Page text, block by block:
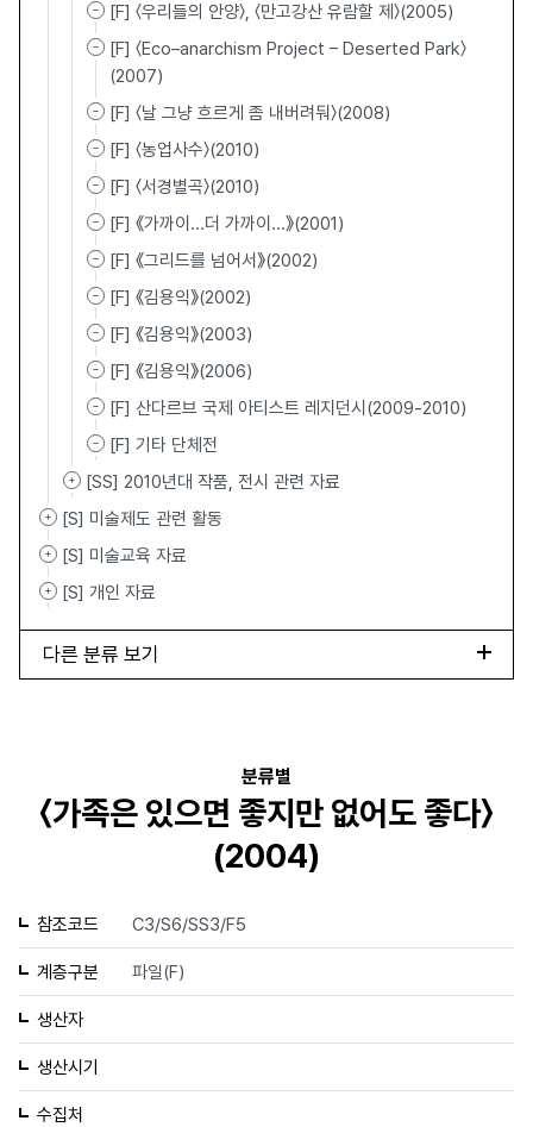
[F] 〈우리들의 안양〉, 〈만고강산 유람할 제〉(2005)
[F] 〈Eco–anarchism Project – Deserted Park〉
(2007)
[F] 〈날 그냥 흐르게 좀 내버려둬〉(2008)
[F] 〈농업사수〉(2010)
[F] 〈서경별곡〉(2010)
[F] 《가까이...더 가까이...》(2001)
[F] 《그리드를 넘어서》(2002)
[F] 《김용익》(2002)
[F] 《김용익》(2003)
[F] 《김용익》(2006)
[F] 산다르브 국제 아티스트 레지던시(2009-2010)
[F] 기타 단체전
[SS] 2010년대 작품, 전시 관련 자료
[S] 미술제도 관련 활동
[S] 미술교육 자료
[S] 개인 자료
다른 분류 보기
분류별
〈가족은 있으면 좋지만 없어도 좋다〉
(2004)
참조코드 C3/S6/SS3/F5
계층구분 파일(F)
생산자
생산시기
수집처